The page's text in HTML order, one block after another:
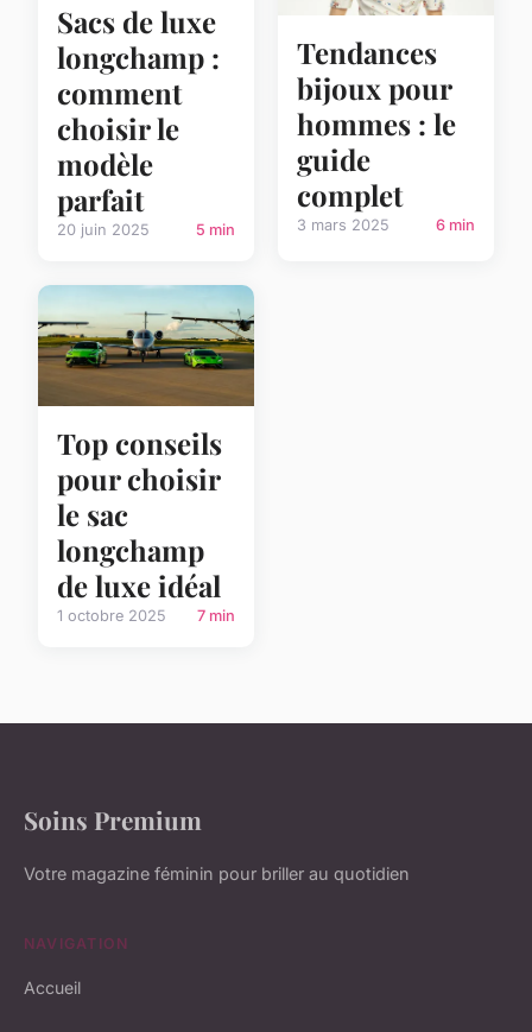
Sacs de luxe
longchamp :
comment
choisir le
modèle
parfait
20 juin 2025 5 min
Tendances
bijoux pour
hommes : le
guide
complet
3 mars 2025 6 min
Top conseils
pour choisir
le sac
longchamp
de luxe idéal
1 octobre 2025 7 min
Soins Premium
Votre magazine féminin pour briller au quotidien
NAVIGATION
Accueil